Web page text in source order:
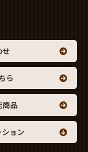
せ
ら
商品
ョン